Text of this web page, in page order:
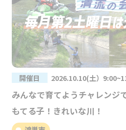
開催日 2026.10.10(土）
みんなで育てようチャレンジ
もてる子！きれいな川！